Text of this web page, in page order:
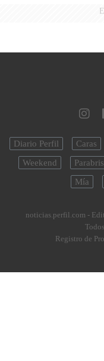
Diario Perfil Caras
Weekend
Mía
noticias.perfil.com -
Registro de